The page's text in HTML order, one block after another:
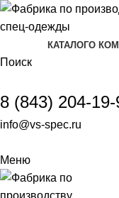
КАТАЛОГО
Поиск
8 (843) 204-19-
info@vs-spec.ru
Меню